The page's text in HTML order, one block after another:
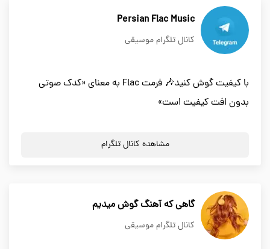
Persian Flac Music
کانال تلگرام موسیقی
با کیفیت گوش کنید🎶 فرمت Flac به معنای «کدک صوتی
بدون افت کیفیت است»
مشاهده کانال تلگرام
گاهی که آهنگ گوش میدیم
کانال تلگرام موسیقی